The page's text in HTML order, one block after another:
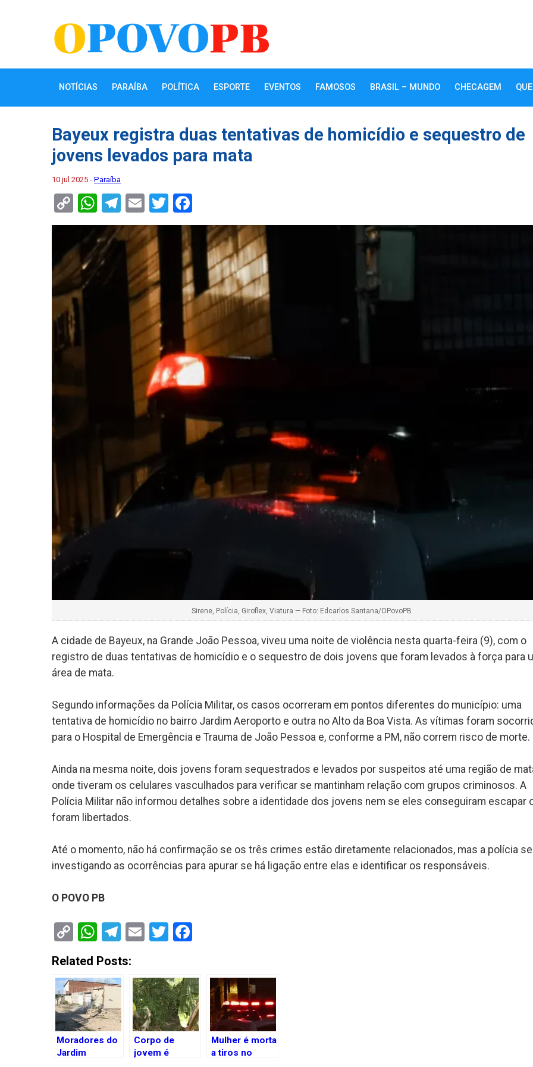
NOTÍCIAS PARAÍBA POLÍTICA ESPORTE EVENTOS FAMOSOS BRASIL – MUNDO CHECAGEM
Bayeux registra duas tentativas de homicídio e sequestro de
jovens levados para mata
10 jul 2025 - Paraíba
Copy
Link
WhatsApp
Telegram
EmailTwitter
Sirene, Polícia, Giroflex, Viatura — Foto: Edcarlos Santana/OPovoPB
A cidade de Bayeux, na Grande João Pessoa, viveu uma noite de violência nesta quarta-feira (9), com o
registro de duas tentativas de homicídio e o sequestro de dois jovens que foram levados à força para
área de mata.
Segundo informações da Polícia Militar, os casos ocorreram em pontos diferentes do município: uma
tentativa de homicídio no bairro Jardim Aeroporto e outra no Alto da Boa Vista. As vítimas foram
para o Hospital de Emergência e Trauma de João Pessoa e, conforme a PM, não correm risco de morte.
Ainda na mesma noite, dois jovens foram sequestrados e levados por suspeitos até uma região de
onde tiveram os celulares vasculhados para verificar se mantinham relação com grupos criminosos. A
Polícia Militar não informou detalhes sobre a identidade dos jovens nem se eles conseguiram escapar
foram libertados.
Até o momento, não há confirmação se os três crimes estão diretamente relacionados, mas a polícia
investigando as ocorrências para apurar se há ligação entre elas e identificar os responsáveis.
O POVO PB
Copy
Link
WhatsApp
Telegram
EmailTwitter
Related Posts:
Moradores do
Jardim
Corpo de
jovem é
Mulher é morta
a tiros no